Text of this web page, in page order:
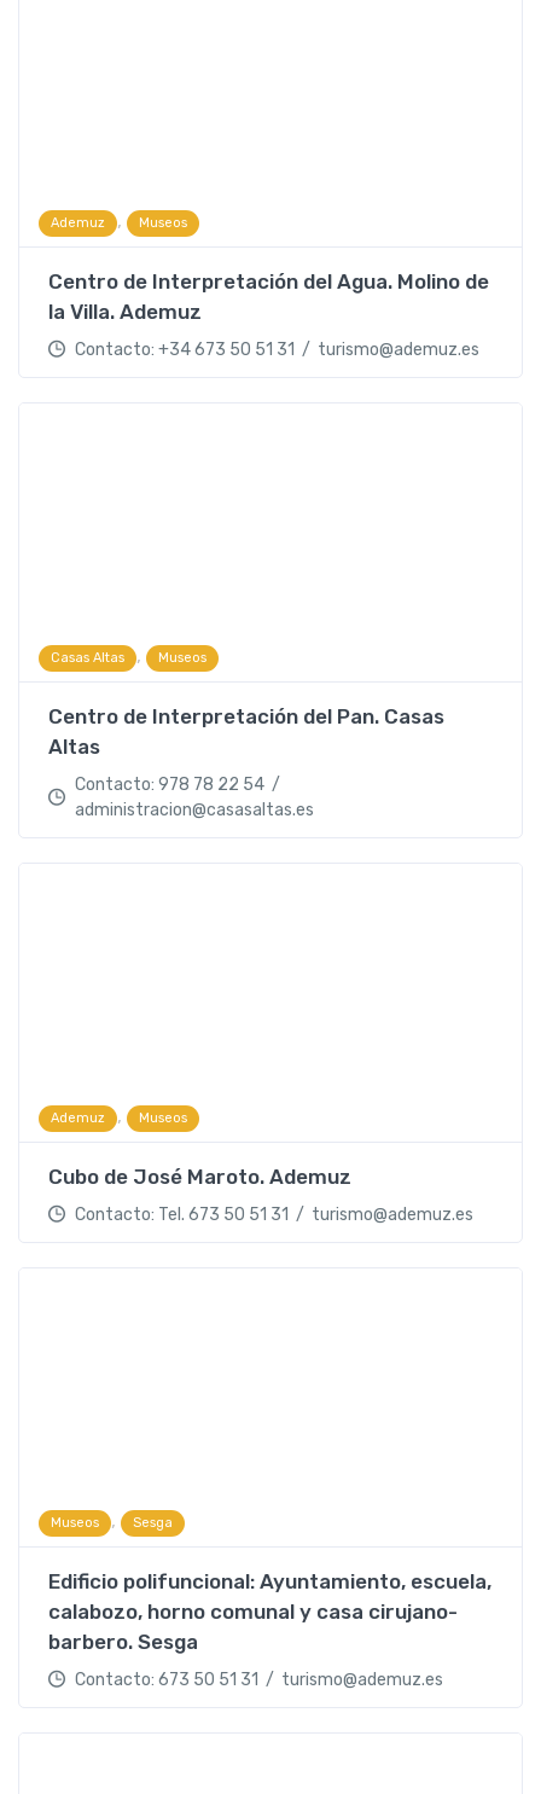
Ademuz , Museos
Centro de Interpretación del Agua. Molino de
la Villa. Ademuz
Contacto: +34 673 50 51 31 / turismo@ademuz.es
Casas Altas , Museos
Centro de Interpretación del Pan. Casas
Altas
Contacto: 978 78 22 54 /
administracion@casasaltas.es
Ademuz , Museos
Cubo de José Maroto. Ademuz
Contacto: Tel. 673 50 51 31 / turismo@ademuz.es
Museos , Sesga
Edificio polifuncional: Ayuntamiento, escuela,
calabozo, horno comunal y casa cirujano-
barbero. Sesga
Contacto: 673 50 51 31 / turismo@ademuz.es